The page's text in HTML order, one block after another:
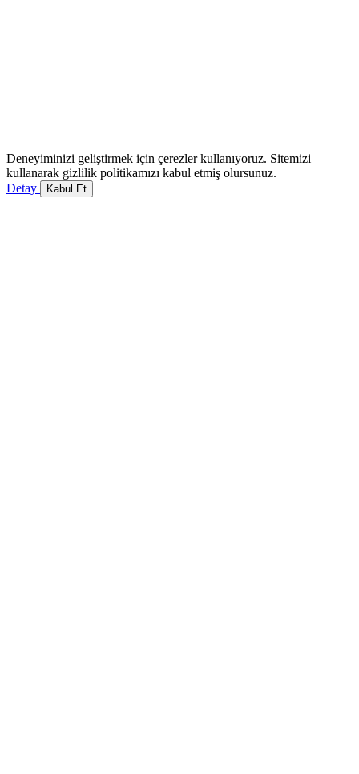
Deneyiminizi geliştirmek için çerezler kullanıyoruz. Sitemizi
kullanarak gizlilik politikamızı kabul etmiş olursunuz.
Detay
Kabul Et